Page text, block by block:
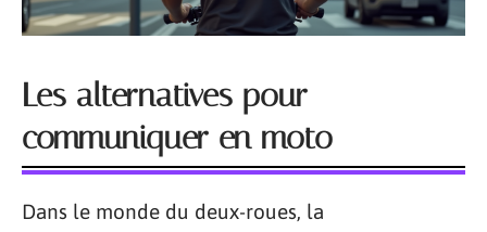
Les alternatives pour
communiquer en moto
Dans le monde du deux-roues, la